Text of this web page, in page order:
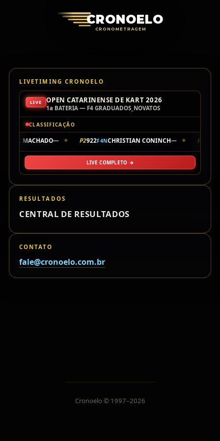
CRONOELO
CRONOMETRAGEM
LIVETIMING CRONOELO
LIVE OPEN CATARINENSE DE KART 2026
1a BATERIA — F4 GRADUADOS_NOVATOS
CLASSIFICAÇÃO
MACHADO— ◆ P2922F4NCHRISTIAN CONINCH— ◆ P3
LIVE COMPLETO →
RESULTADOS
CENTRAL DE RESULTADOS
CONTATO
fale@cronoelo.com.br
Cronoelo © 1997–2026